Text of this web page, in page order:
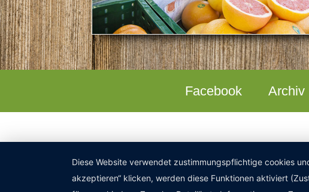
Facebook Archiv
Diese Website verwendet zustimmungspflichtige cookies
akzeptieren“ klicken, werden diese Funktionen aktiviert